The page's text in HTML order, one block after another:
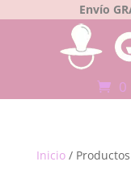
Envío
0
Inicio/ Productos